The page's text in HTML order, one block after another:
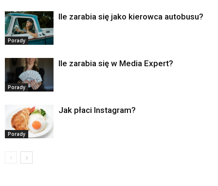
Porady
Ile zarabia się jako kierowca autobusu?
Porady
Ile zarabia się w Media Expert?
Porady
Jak płaci Instagram?